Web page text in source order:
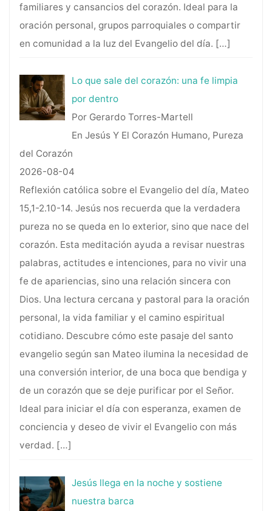
familiares y cansancios del corazón. Ideal para la
oración personal, grupos parroquiales o compartir
en comunidad a la luz del Evangelio del día. […]
Lo que sale del corazón: una fe limpia
por dentro
Por Gerardo Torres-Martell
En Jesús Y El Corazón Humano, Pureza
del Corazón
2026-08-04
Reflexión católica sobre el Evangelio del día, Mateo
15,1-2.10-14. Jesús nos recuerda que la verdadera
pureza no se queda en lo exterior, sino que nace del
corazón. Esta meditación ayuda a revisar nuestras
palabras, actitudes e intenciones, para no vivir una
fe de apariencias, sino una relación sincera con
Dios. Una lectura cercana y pastoral para la oración
personal, la vida familiar y el camino espiritual
cotidiano. Descubre cómo este pasaje del santo
evangelio según san Mateo ilumina la necesidad de
una conversión interior, de una boca que bendiga y
de un corazón que se deje purificar por el Señor.
Ideal para iniciar el día con esperanza, examen de
conciencia y deseo de vivir el Evangelio con más
verdad. […]
Jesús llega en la noche y sostiene
nuestra barca